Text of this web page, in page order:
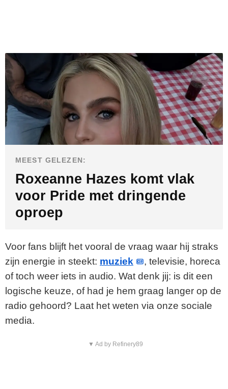
MEEST GELEZEN:
Roxeanne Hazes komt vlak
voor Pride met dringende
oproep
Voor fans blijft het vooral de vraag waar hij straks
zijn energie in steekt: muziek
, televisie, horeca
of toch weer iets in audio. Wat denk jij: is dit een
logische keuze, of had je hem graag langer op de
radio gehoord? Laat het weten via onze sociale
media.
▼ Ad by Refinery89